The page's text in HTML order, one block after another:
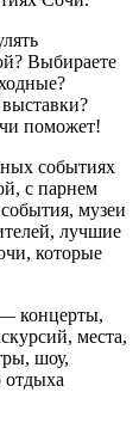
Выбираете
поможет!
событиях
с парнем
музеи
лучшие
которые
концерты,
места,
шоу,
отдыха